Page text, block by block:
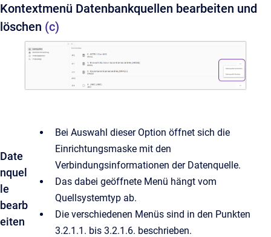
Kontextmenü Datenbankquellen bearbeiten und
löschen (c)
Date
nquel
le
bearb
eiten
Bei Auswahl dieser Option öffnet sich die
Einrichtungsmaske mit den
Verbindungsinformationen der Datenquelle.
Das dabei geöffnete Menü hängt vom
Quellsystemtyp ab.
Die verschiedenen Menüs sind in den Punkten
3.2.1.1. bis 3.2.1.6. beschrieben.